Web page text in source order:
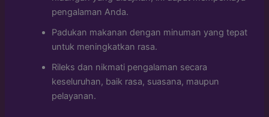
pengalaman Anda.
Padukan makanan dengan minuman yang tepat
untuk meningkatkan rasa.
Rileks dan nikmati pengalaman secara
keseluruhan, baik rasa, suasana, maupun
pelayanan.